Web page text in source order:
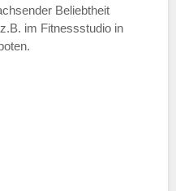
Beliebtheit
im Fitnessstudio in